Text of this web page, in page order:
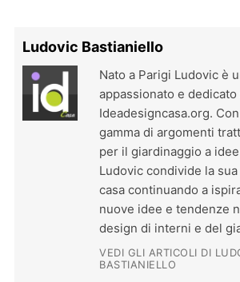
Ludovic Bastianiello
Nato a Parigi Ludovic è
appassionato e dedicato
Ideadesigncasa.org.
gamma di argomenti
per il giardinaggio a
Ludovic condivide la
casa continuando a
nuove idee e tendenze
design di interni e del
VEDI GLI ARTICOLI DI
BASTIANIELLO